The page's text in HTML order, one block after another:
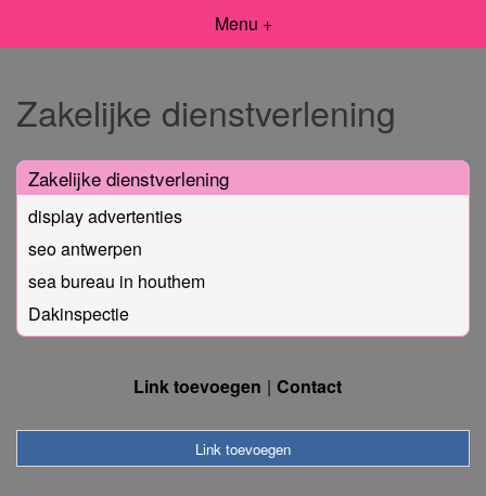
Menu +
Zakelijke dienstverlening
Zakelijke dienstverlening
display advertenties
seo antwerpen
sea bureau in houthem
Dakinspectie
Link toevoegen Contact
Link toevoegen